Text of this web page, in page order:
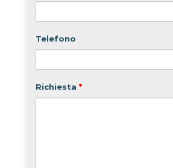
Telefono
Richiesta *